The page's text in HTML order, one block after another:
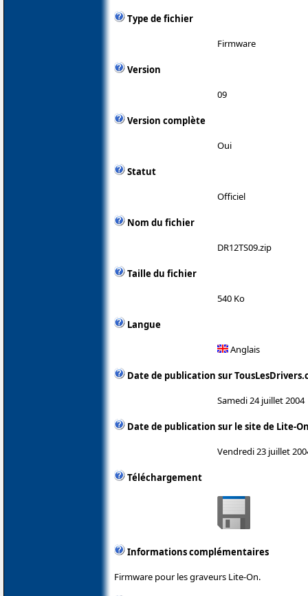
Type de fichier
Firmware
Version
09
Version complète
Oui
Statut
Officiel
Nom du fichier
DR12TS09.zip
Taille du fichier
540 Ko
Langue
Anglais
Date de publication sur
Samedi 24 juillet 2004
Date de publication sur le site de Lite-
Vendredi 23 juillet
Téléchargement
Informations complémentaires
Firmware pour les graveurs Lite-On.